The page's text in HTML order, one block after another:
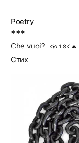
Poetry
***
Che vuoi? 1.8K 🔥
Стих